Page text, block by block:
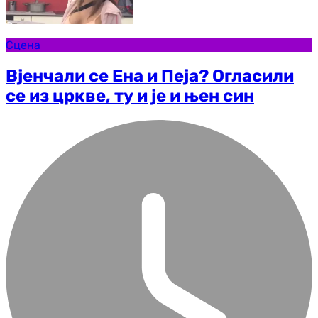
Сцена
Вјенчали се Ена и Пеја? Огласили
се из цркве, ту и је и њен син